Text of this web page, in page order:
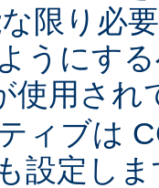
限り必
うにす
使用され
ィブは
設定し